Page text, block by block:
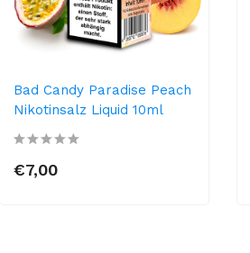
Bad Candy Paradise Peach
Nikotinsalz Liquid 10ml
€7,00